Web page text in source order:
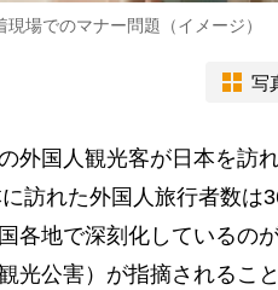
場でのマナー問題（イメージ）
写
外国人観光客が日本を訪
訪れた外国人旅行者数は
各地で深刻化しているの
光公害）が指摘されるこ